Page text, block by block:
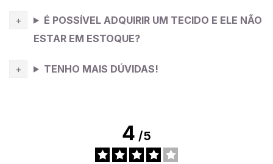
É POSSÍVEL ADQUIRIR UM TECIDO E ELE NÃO
ESTAR EM ESTOQUE?
TENHO MAIS DÚVIDAS!
4/5